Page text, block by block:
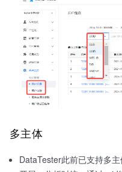
多主体
DataTester此前已支持多